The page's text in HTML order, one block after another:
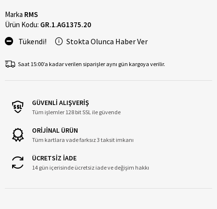
Marka RMS
Ürün Kodu: GR.1.AG1375.20
Tükendi! Stokta Olunca Haber Ver
Saat 15:00’a kadar verilen siparişler aynı gün kargoya verilir.
GÜVENLİ ALIŞVERİŞ
Tüm işlemler 128 bit SSL ile güvende
ORİJİNAL ÜRÜN
Tüm kartlara vade farksız 3 taksit imkanı
ÜCRETSİZ İADE
14 gün içerisinde ücretsiz iade ve değişim hakkı